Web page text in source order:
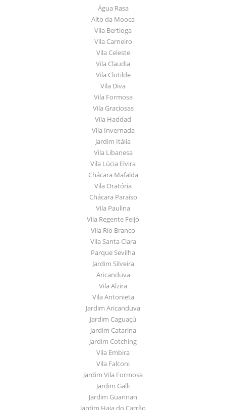
Água Rasa
Alto da Mooca
Vila Bertioga
Vila Carneiro
Vila Celeste
Vila Claudia
Vila Clotilde
Vila Diva
Vila Formosa
Vila Graciosas
Vila Haddad
Vila Invernada
Jardim Itália
Vila Libanesa
Vila Lúcia Elvira
Chácara Mafalda
Vila Oratória
Chácara Paraíso
Vila Paulina
Vila Regente Feijó
Vila Rio Branco
Vila Santa Clara
Parque Sevilha
Jardim Silveira
Aricanduva
Vila Alzira
Vila Antonieta
Jardim Aricanduva
Jardim Caguaçú
Jardim Catarina
Jardim Cotching
Vila Embira
Vila Falconi
Jardim Vila Formosa
Jardim Galli
Jardim Guannan
Jardim Haia do Carrão